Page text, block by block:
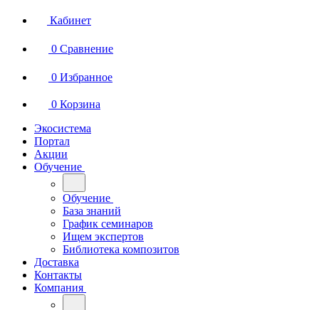
Кабинет
0 Сравнение
0 Избранное
0 Корзина
Экосистема
Портал
Акции
Обучение
Обучение
База знаний
График семинаров
Ищем экспертов
Библиотека композитов
Доставка
Контакты
Компания